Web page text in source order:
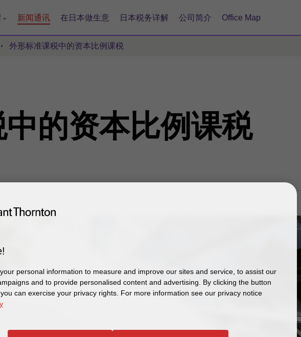
新闻通讯 在日本做生意 日本税务详解 公司简介 Office Map
外形标准课税中的资本比例课税
中的资本比例课税
personal information to measure and improve our sites and service, to assist our
and to provide personalised content and advertising. By clicking the button
can exercise your privacy rights. For more information see our privacy notice